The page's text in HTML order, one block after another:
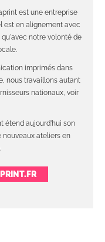
est une entreprise
est en alignement avec
notre volonté de
imprimés dans
nous travaillons autant
nationaux, voir
étend aujourd'hui son
nouveaux ateliers en